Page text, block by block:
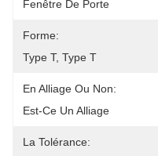
Fenêtre De Porte
Forme:
Type T, Type T
En Alliage Ou Non:
Est-Ce Un Alliage
La Tolérance: